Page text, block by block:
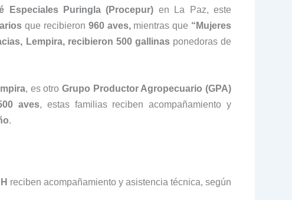
Especiales Puringla (Procepur) en La Paz, este
que recibieron 960 aves,mientras que “Mujeres
Lempira, recibieron 500 gallinasponedoras de
, es otro Grupo Productor Agropecuario (GPA)
aves, estas familias reciben acompañamiento y
.
reciben acompañamiento y asistencia técnica, según